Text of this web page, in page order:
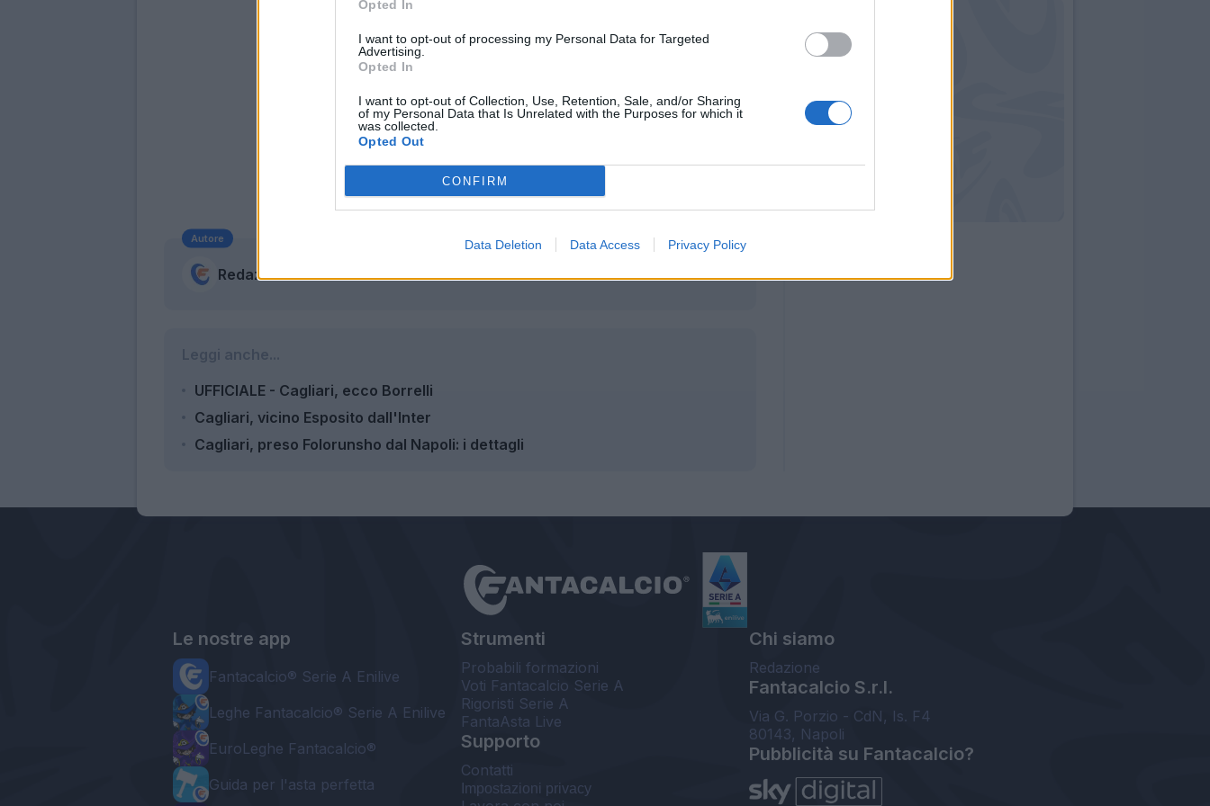
Opted In
I want to opt-out of processing my Personal Data for Targeted
Advertising.
Opted In
I want to opt-out of Collection, Use, Retention, Sale, and/or Sharing
of my Personal Data that Is Unrelated with the Purposes for which it
was collected.
Opted Out
CONFIRM
Data Deletion Data Access Privacy Policy
Autore
Redazione Fantacalcio.it
Leggi anche...
UFFICIALE - Cagliari, ecco Borrelli
Cagliari, vicino Esposito dall'Inter
Cagliari, preso Folorunsho dal Napoli: i dettagli
Le nostre app
Fantacalcio® Serie A Enilive
Leghe Fantacalcio® Serie A Enilive
EuroLeghe Fantacalcio®
Guida per l'asta perfetta
Strumenti
Probabili formazioni
Voti Fantacalcio Serie A
Rigoristi Serie A
FantaAsta Live
Supporto
Contatti
Impostazioni privacy
Chi siamo
Redazione
Fantacalcio S.r.l.
Via G. Porzio - CdN, Is. F4
80143, Napoli
Pubblicità su Fantacalcio?